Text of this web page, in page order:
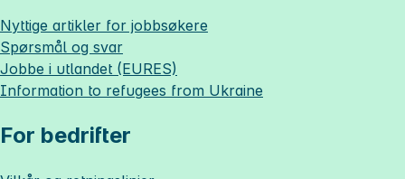
Nyttige artikler for jobbsøkere
Spørsmål og svar
Jobbe i utlandet (EURES)
Information to refugees from Ukraine
For bedrifter